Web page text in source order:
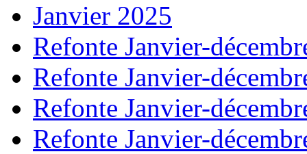
Janvier 2025
Refonte Janvier-
Refonte Janvier-
Refonte Janvier-
Refonte Janvier-